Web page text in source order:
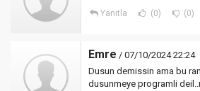
Yanıtla (0) (0)
Emre / 07/10/2024 22:24
Dusun demissin ama bu
dusunmeye programli